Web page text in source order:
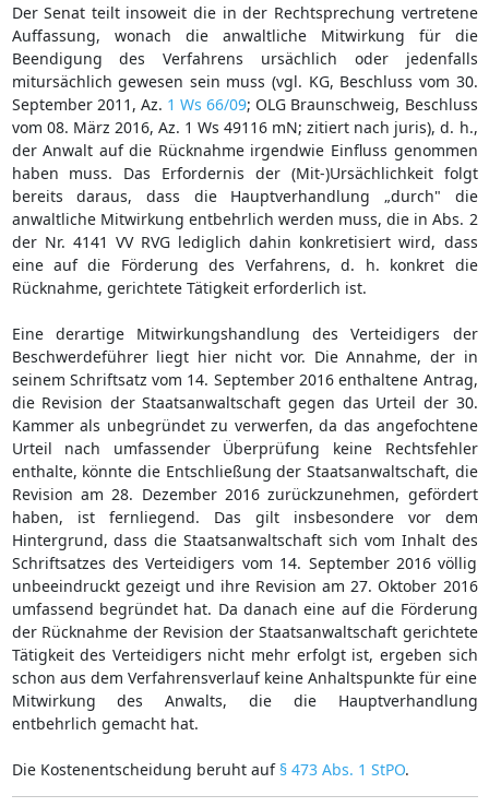
Der Senat teilt insoweit die in der Rechtsprechung vertretene
Auffassung, wonach die anwaltliche Mitwirkung für die
Beendigung des Verfahrens ursächlich oder jedenfalls
mitursächlich gewesen sein muss (vgl. KG, Beschluss vom 30.
September 2011, Az. 1 Ws 66/09; OLG Braunschweig, Beschluss
vom 08. März 2016, Az. 1 Ws 49116 mN; zitiert nach juris), d. h.,
der Anwalt auf die Rücknahme irgendwie Einfluss genommen
haben muss. Das Erfordernis der (Mit-)Ursächlichkeit folgt
bereits daraus, dass die Hauptverhandlung „durch" die
anwaltliche Mitwirkung entbehrlich werden muss, die in Abs. 2
der Nr. 4141 VV RVG lediglich dahin konkretisiert wird, dass
eine auf die Förderung des Verfahrens, d. h. konkret die
Rücknahme, gerichtete Tätigkeit erforderlich ist.
Eine derartige Mitwirkungshandlung des Verteidigers der
Beschwerdeführer liegt hier nicht vor. Die Annahme, der in
seinem Schriftsatz vom 14. September 2016 enthaltene Antrag,
die Revision der Staatsanwaltschaft gegen das Urteil der 30.
Kammer als unbegründet zu verwerfen, da das angefochtene
Urteil nach umfassender Überprüfung keine Rechtsfehler
enthalte, könnte die Entschließung der Staatsanwaltschaft, die
Revision am 28. Dezember 2016 zurückzunehmen, gefördert
haben, ist fernliegend. Das gilt insbesondere vor dem
Hintergrund, dass die Staatsanwaltschaft sich vom Inhalt des
Schriftsatzes des Verteidigers vom 14. September 2016 völlig
unbeeindruckt gezeigt und ihre Revision am 27. Oktober 2016
umfassend begründet hat. Da danach eine auf die Förderung
der Rücknahme der Revision der Staatsanwaltschaft gerichtete
Tätigkeit des Verteidigers nicht mehr erfolgt ist, ergeben sich
schon aus dem Verfahrensverlauf keine Anhaltspunkte für eine
Mitwirkung des Anwalts, die die Hauptverhandlung
entbehrlich gemacht hat.
Die Kostenentscheidung beruht auf § 473 Abs. 1 StPO.